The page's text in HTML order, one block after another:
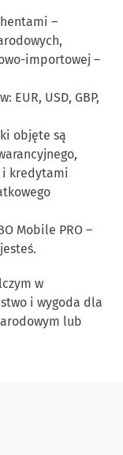
–
importowej –
EUR, USD, GBP,
objęte są
i kredytami
Mobile PRO –
w
i wygoda dla
lub